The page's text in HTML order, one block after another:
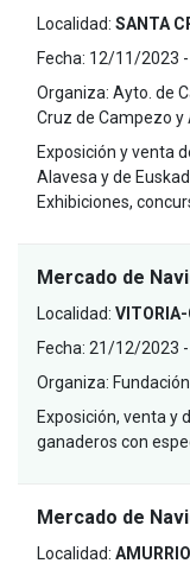
Localidad: SANTA
Fecha: 12/11/2023
Organiza: Ayto. de
Cruz de Campezo y
Exposición y venta
Alavesa y de
Exhibiciones,
Mercado de
Localidad:
Fecha: 21/12/2023
Organiza:
Exposición, venta y
ganaderos con
Mercado de
Localidad: AMURRIO